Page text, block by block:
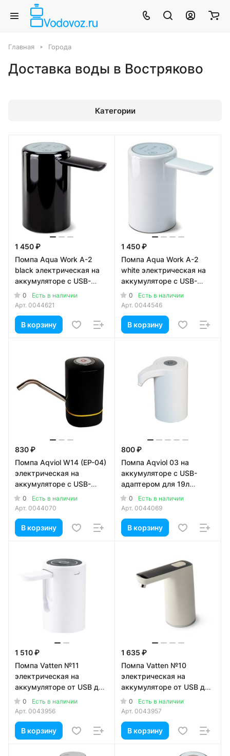
Главная Города
Доставка воды в Востряково
Категории
1 450 ₽
Помпа Aqua Work A-2
black электрическая на
аккумуляторе с USB-
адаптером для 19л
бутылей (в коробке)
0
Есть в наличии
Арт. 0044621
В корзину
1 450 ₽
Помпа Aqua Work A-2
white электрическая на
аккумуляторе с USB-
адаптером для 19л
бутылей (в коробке)
0
Есть в наличии
Арт. 0044546
В корзину
830 ₽
Помпа Aqviol W14 (EP-04)
электрическая на
аккумуляторе с USB-
адаптером для 19л
бутылей, черная
0
Есть в наличии
Арт. 0044070
В корзину
800 ₽
Помпа Aqviol 03 на
аккумуляторе с USB-
адаптером для 19л
бутылей, белая
0
Есть в наличии
Арт. 0044069
В корзину
1 510 ₽
Помпа Vatten №11
электрическая на
аккумуляторе от USB для
19л бутылей
0
Есть в наличии
Арт. 0043956
В корзину
1 635 ₽
Помпа Vatten №10
электрическая на
аккумуляторе от USB для
19л бутылей
0
Есть в наличии
Арт. 0043957
В корзину